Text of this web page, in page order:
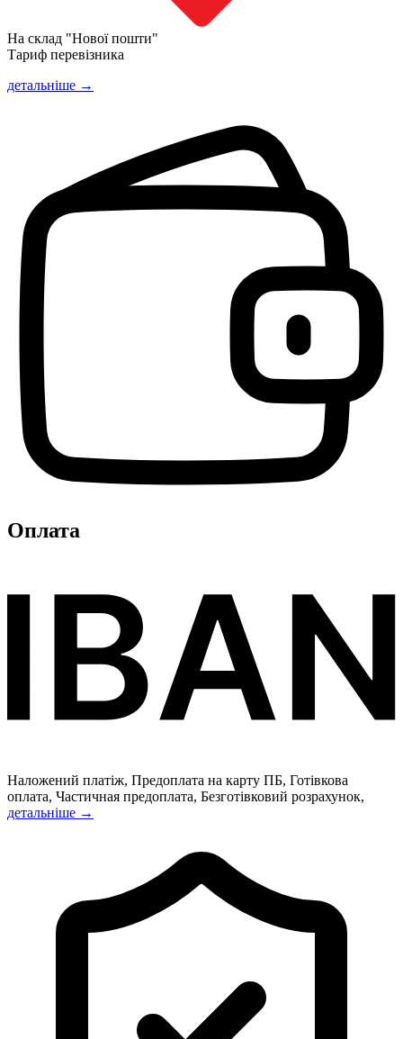
На склад "Нової пошти"
Тариф перевізника
детальніше →
Оплата
Наложений платіж, Предоплата на карту ПБ, Готівкова
оплата, Частичная предоплата, Безготівковий розрахунок,
детальніше →